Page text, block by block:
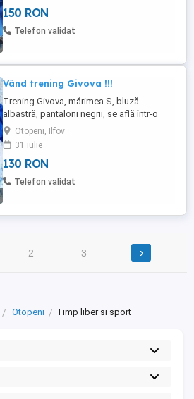
150 RON
Telefon validat
Vând trening Givova !!!
Trening Givova, mărimea S, bluză
albastră, pantaloni negrii, se află într-o
stare bună și mai poate fi purtat fără
probleme
Otopeni, Ilfov
31 iulie
130 RON
Telefon validat
2 3 ›
Otopeni Timp liber si sport